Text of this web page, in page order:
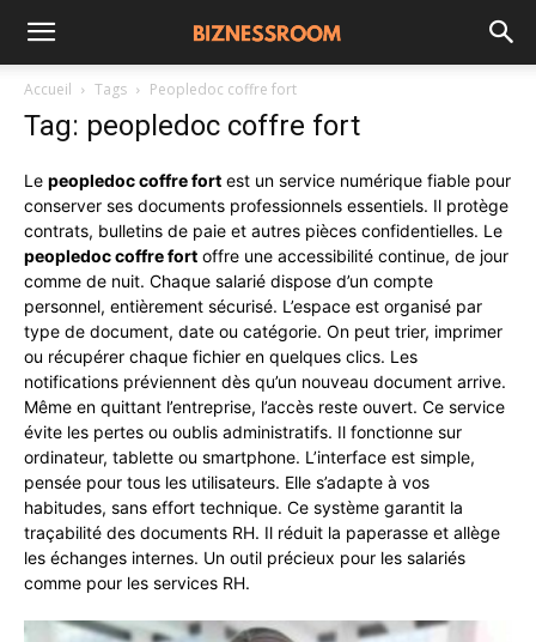
Accueil Tags Peopledoc coffre fort
Tag: peopledoc coffre fort
Le peopledoc coffre fort est un service numérique fiable pour
conserver ses documents professionnels essentiels. Il protège
contrats, bulletins de paie et autres pièces confidentielles. Le
peopledoc coffre fort offre une accessibilité continue, de jour
comme de nuit. Chaque salarié dispose d’un compte
personnel, entièrement sécurisé. L’espace est organisé par
type de document, date ou catégorie. On peut trier, imprimer
ou récupérer chaque fichier en quelques clics. Les
notifications préviennent dès qu’un nouveau document arrive.
Même en quittant l’entreprise, l’accès reste ouvert. Ce service
évite les pertes ou oublis administratifs. Il fonctionne sur
ordinateur, tablette ou smartphone. L’interface est simple,
pensée pour tous les utilisateurs. Elle s’adapte à vos
habitudes, sans effort technique. Ce système garantit la
traçabilité des documents RH. Il réduit la paperasse et allège
les échanges internes. Un outil précieux pour les salariés
comme pour les services RH.